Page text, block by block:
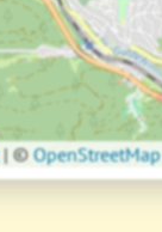
| ©OpenStreetMap